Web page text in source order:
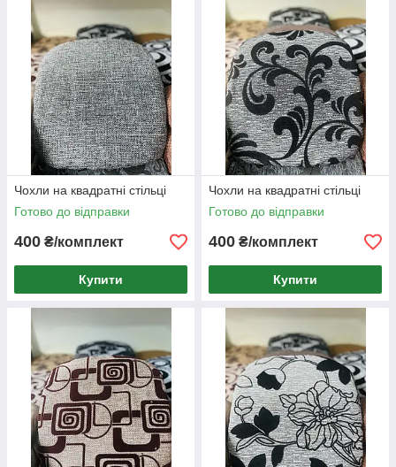
Чохли на квадратні стільці
Готово до відправки
400 ₴/комплект
Купити
Чохли на квадратні стільці
Готово до відправки
400 ₴/комплект
Купити